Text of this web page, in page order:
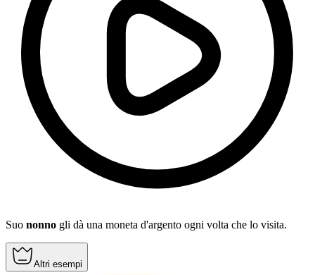
Suo nonno gli dà una moneta d'argento ogni volta che lo visita.
Altri esempi